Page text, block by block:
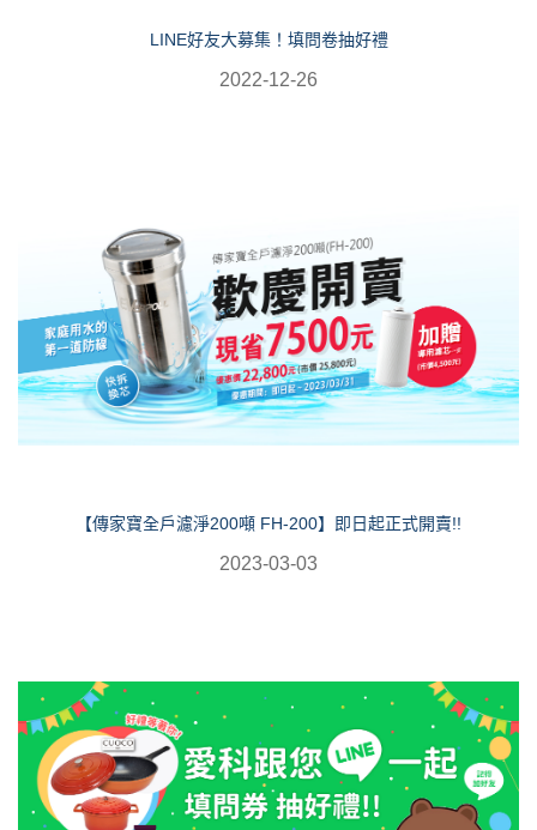
LINE好友大募集！填問卷抽好禮
2022-12-26
【傳家寶全戶濾淨200噸 FH-200】即日起正式開賣!!
2023-03-03